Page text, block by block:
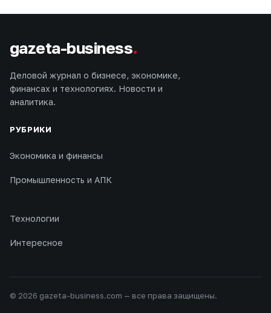
gazeta-business.
Деловой журнал о бизнесе, экономике,
финансах и технологиях. Новости и
аналитика.
РУБРИКИ
Экономика и финансы
Промышленность и АПК
Технологии
Интересное
© 2026 gazeta-business.com — все права защищены.